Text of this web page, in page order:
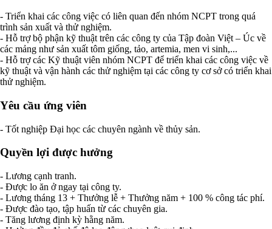
- Triển khai các công việc có liên quan đến nhóm NCPT trong quá
trình sản xuất và thử nghiệm.
- Hỗ trợ bộ phận kỹ thuật trên các công ty của Tập đoàn Việt – Úc về
các mảng như sản xuất tôm giống, tảo, artemia, men vi sinh,...
- Hỗ trợ các Kỹ thuật viên nhóm NCPT để triển khai các công việc về
kỹ thuật và vận hành các thử nghiệm tại các công ty cơ sở có triển khai
thử nghiệm.
Yêu cầu ứng viên
- Tốt nghiệp Đại học các chuyên ngành về thủy sản.
Quyền lợi được hưởng
- Lương cạnh tranh.
- Được lo ăn ở ngay tại công ty.
- Lương tháng 13 + Thưởng lễ + Thưởng năm + 100 % công tác phí.
- Được đào tạo, tập huấn từ các chuyên gia.
- Tăng lương định kỳ hằng năm.